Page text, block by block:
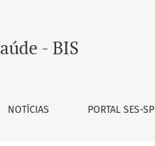
- BIS
NOTÍCIAS PORTAL SES-SP